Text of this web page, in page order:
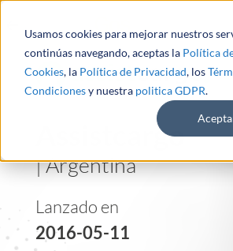
Usamos cookies para mejorar nuestros
continúas navegando, aceptas la Política
Cookies, la Política de Privacidad, los
Condicionesy nuestra politica GDPR.
Assistcargo
| Argentina
Lanzado en
2016-05-11